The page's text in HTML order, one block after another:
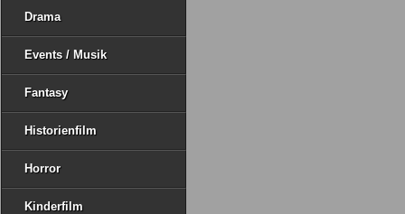
Drama
Events / Musik
Fantasy
Historienfilm
Horror
Kinderfilm